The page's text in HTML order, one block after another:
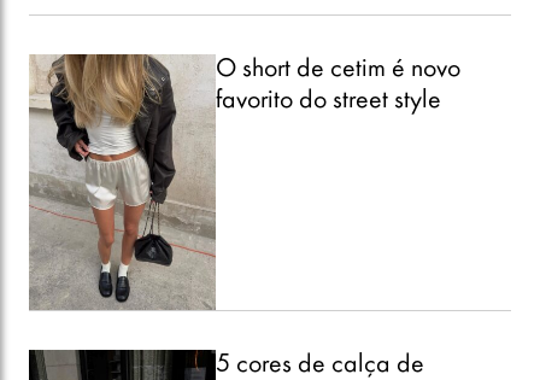
O short de cetim é novo
favorito do street style
5 cores de calça de